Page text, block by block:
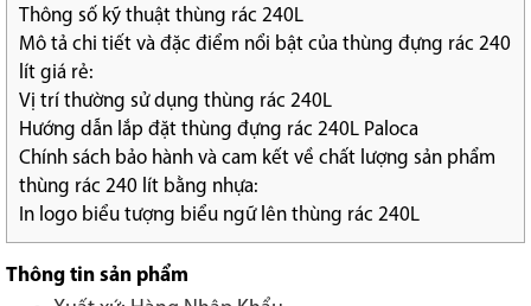
Thông số kỹ thuật thùng rác 240L
Mô tả chi tiết và đặc điểm nổi bật của thùng đựng rác 240
lít giá rẻ:
Vị trí thường sử dụng thùng rác 240L
Hướng dẫn lắp đặt thùng đựng rác 240L Paloca
Chính sách bảo hành và cam kết về chất lượng sản phẩm
thùng rác 240 lít bằng nhựa:
In logo biểu tượng biểu ngữ lên thùng rác 240L
Thông tin sản phẩm